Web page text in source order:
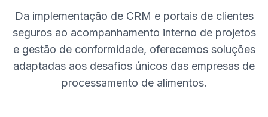
Da implementação de CRM e portais de clientes
seguros ao acompanhamento interno de projetos
e gestão de conformidade, oferecemos soluções
adaptadas aos desafios únicos das empresas de
processamento de alimentos.